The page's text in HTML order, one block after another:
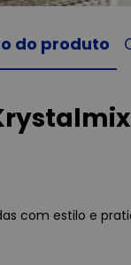
do produto
com estilo e